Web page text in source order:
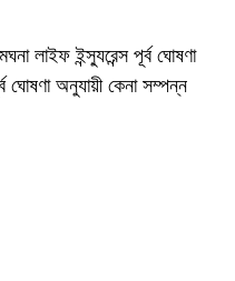
লাইফ ইন্স্যুরেন্স পূর্ব ঘোষণা
ঘোষণা অনুযায়ী কেনা সম্পন্ন